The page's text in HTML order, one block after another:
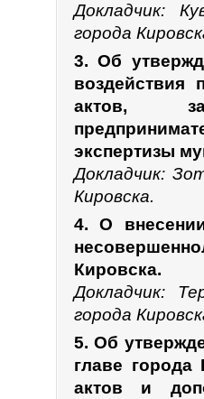
Докладчик:
города
3. Об
воздействия
актов,
экспертизы
Докладчик:
Кировска.
4. О
Кировска.
Докладчик:
города
5. Об
главе
актов и